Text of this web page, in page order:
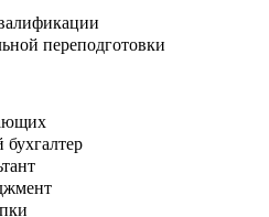
переподготовки